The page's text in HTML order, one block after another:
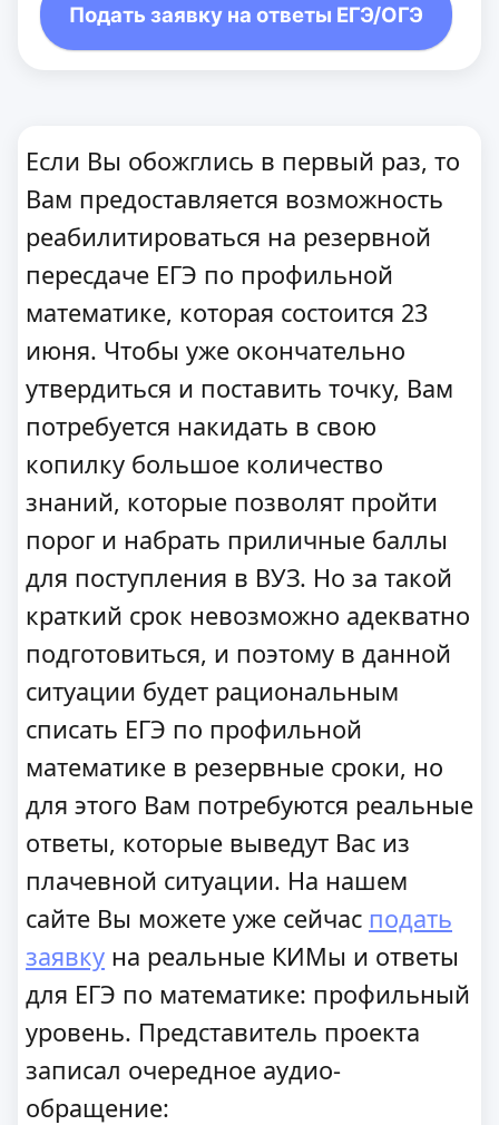
Подать заявку на ответы ЕГЭ/ОГЭ
Если Вы обожглись в первый раз, то
Вам предоставляется возможность
реабилитироваться на резервной
пересдаче ЕГЭ по профильной
математике, которая состоится 23
июня. Чтобы уже окончательно
утвердиться и поставить точку, Вам
потребуется накидать в свою
копилку большое количество
знаний, которые позволят пройти
порог и набрать приличные баллы
для поступления в ВУЗ. Но за такой
краткий срок невозможно адекватно
подготовиться, и поэтому в данной
ситуации будет рациональным
списать ЕГЭ по профильной
математике в резервные сроки, но
для этого Вам потребуются реальные
ответы, которые выведут Вас из
плачевной ситуации. На нашем
сайте Вы можете уже сейчас подать
заявку на реальные КИМы и ответы
для ЕГЭ по математике: профильный
уровень. Представитель проекта
записал очередное аудио-
обращение: